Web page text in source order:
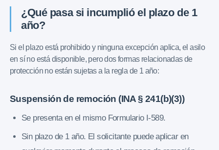
¿Qué pasa si incumplió el plazo de 1
año?
Si el plazo está prohibido y ninguna excepción aplica, el asilo
en sí no está disponible, pero dos formas relacionadas de
protección no están sujetas a la regla de 1 año:
Suspensión de remoción (INA § 241(b)(3))
Se presenta en el mismo Formulario I-589.
Sin plazo de 1 año. El solicitante puede aplicar en